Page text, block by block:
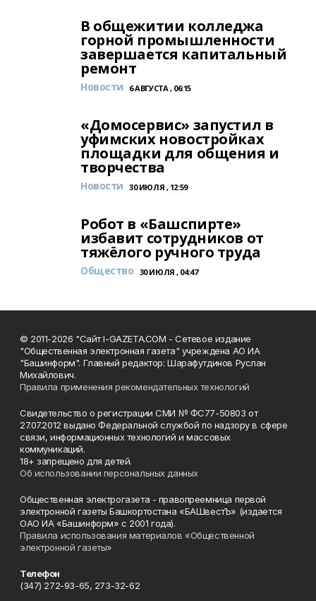
В общежитии колледжа
горной промышленности
завершается капитальный
ремонт
Новости 6 АВГУСТА , 06:15
«Домосервис» запустил в
уфимских новостройках
площадки для общения и
творчества
Новости 30 ИЮЛЯ , 12:59
Робот в «Башспирте»
избавит сотрудников от
тяжёлого ручного труда
Общество 30 ИЮЛЯ , 04:47
© 2011-2026 "Сайт I-GAZETA.COM - Сетевое издание
"Общественная электронная газета" учреждена АО ИА
"Башинформ". Главный редактор: Шарафутдинов Руслан
Михайлович.
Правила применения рекомендательных технологий
Свидетельство о регистрации СМИ № ФС77-50803 от
27.07.2012 выдано Федеральной службой по надзору в сфере
связи, информационных технологий и массовых
коммуникаций.
18+ запрещено для детей.
Об использовании персональных данных
Общественная электрогазета - правопреемница первой
электронной газеты Башкортостана «БАШвестЪ» (издается
ОАО ИА «Башинформ» с 2001 года).
Правила использования материалов «Общественной
электронной газеты»
Телефон
(347) 272-93-65, 273-32-62